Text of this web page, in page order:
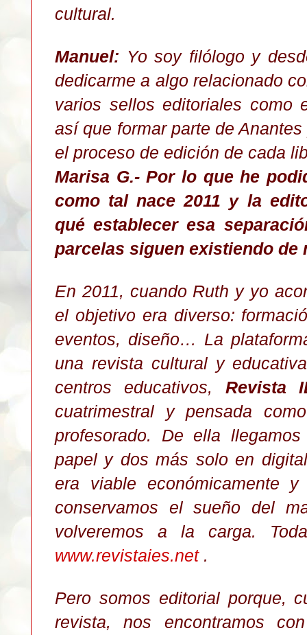
cultural.
Manuel: Yo soy filólogo y
dedicarme a algo relacionado
varios sellos editoriales como
así que formar parte de
el proceso de edición de cada
Marisa G.- Por lo que he
como tal nace 2011 y la
qué establecer esa
parcelas siguen existiendo de
En 2011, cuando Ruth y yo
el objetivo era diverso:
eventos, diseño… La
una revista cultural y
centros educativos, Revista
cuatrimestral y pensada
profesorado. De ella
papel y dos más solo en
era viable económicamente
conservamos el sueño del
volveremos a la carga.
www.revistaies.net.
Pero somos editorial porque,
revista, nos encontramos